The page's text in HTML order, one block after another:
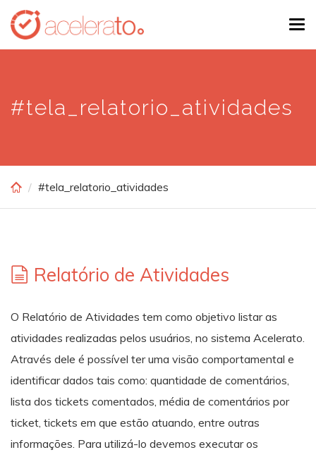
Skip
main
#tela_relatorio_atividades
#tela_relatorio_atividades
Relatório de Atividades
O Relatório de Atividades tem como objetivo listar as
atividades realizadas pelos usuários, no sistema Acelerato.
Através dele é possível ter uma visão comportamental e
identificar dados tais como: quantidade de comentários,
lista dos tickets comentados, média de comentários por
ticket, tickets em que estão atuando, entre outras
informações. Para utilizá-lo devemos executar os